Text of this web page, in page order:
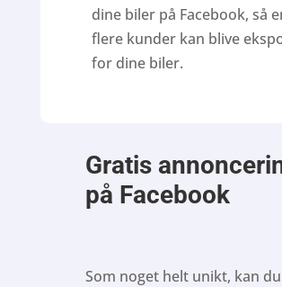
dine biler på Facebook, så
flere kunder kan blive
for dine biler.
Gratis
på Facebook
Som noget helt unikt, kan